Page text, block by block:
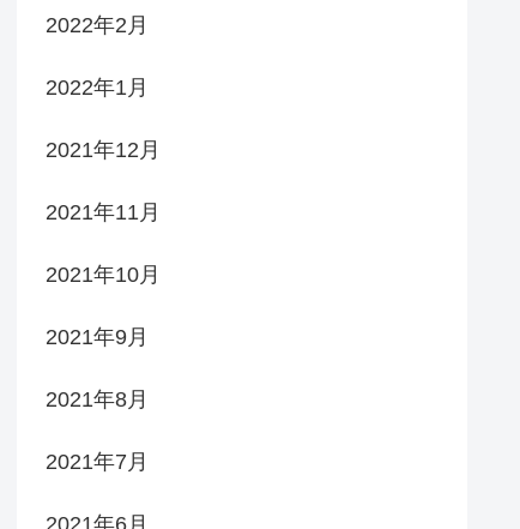
2022年2月
2022年1月
2021年12月
2021年11月
2021年10月
2021年9月
2021年8月
2021年7月
2021年6月